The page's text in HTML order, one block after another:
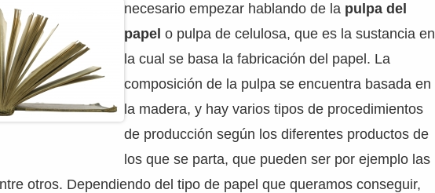
necesario empezar hablando de la pulpa del
papel o pulpa de celulosa, que es la sustancia en
la cual se basa la fabricación del papel. La
composición de la pulpa se encuentra basada en
la madera, y hay varios tipos de procedimientos
de producción según los diferentes productos de
los que se parta, que pueden ser por ejemplo las
otros. Dependiendo del tipo de papel que queramos conseguir,